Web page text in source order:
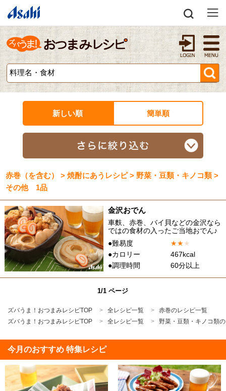
新しい順 簡単順
赤巻（を含む） > 焼酎にあうレシピ > 野菜・豆類・キノコ類 >
その他 1品
金沢おでん
車麩、赤巻、バイ貝などの金沢なら
ではの食材の入ったご当地おでん♪
●難易度
★★★
●カロリー
467kcal
●調理時間
60分以上
1/1 ページ
ズバうま！おつまみレシピTOP 全レシピ一覧
赤巻のレシピ一覧
ズバうま！おつまみレシピTOP
全レシピ一覧 野菜・豆類・キノコ類
今月のおすすめ 特集レシピ